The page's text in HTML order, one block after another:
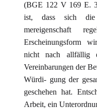
(BGE 122 V 169 E.
ist, dass sich die
mereigenschaft
Erscheinungsform
nicht nach allfällig
Vereinbarungen der
Würdi- gung der
geschehen hat.
Arbeit, ein